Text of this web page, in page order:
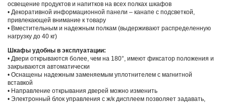
освещение продуктов и напитков на всех полках шкафов
• Декоративной информационной панели – канапе с подсветкой,
привлекающей внимание к товару
• Вместительным и надежным полкам (выдерживают распределенную
нагрузку до 40 кг)
Шкафы удобны в эксплуатации:
• Двери открываются более, чем на 180°, имеют фиксатор положения и
закрываются автоматически
• Оснащены надежным заменяемым уплотнителем с магнитной
вставкой
• Направление открывания дверей можно изменить
• Электронный блок управления с ж/к дисплеем позволяет задавать,